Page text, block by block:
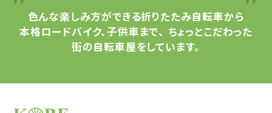
色んな楽しみ方ができる折りたたみ自転車から
本格ロードバイク、子供車まで、 ちょっとこだわった
街の自転車屋をしています。